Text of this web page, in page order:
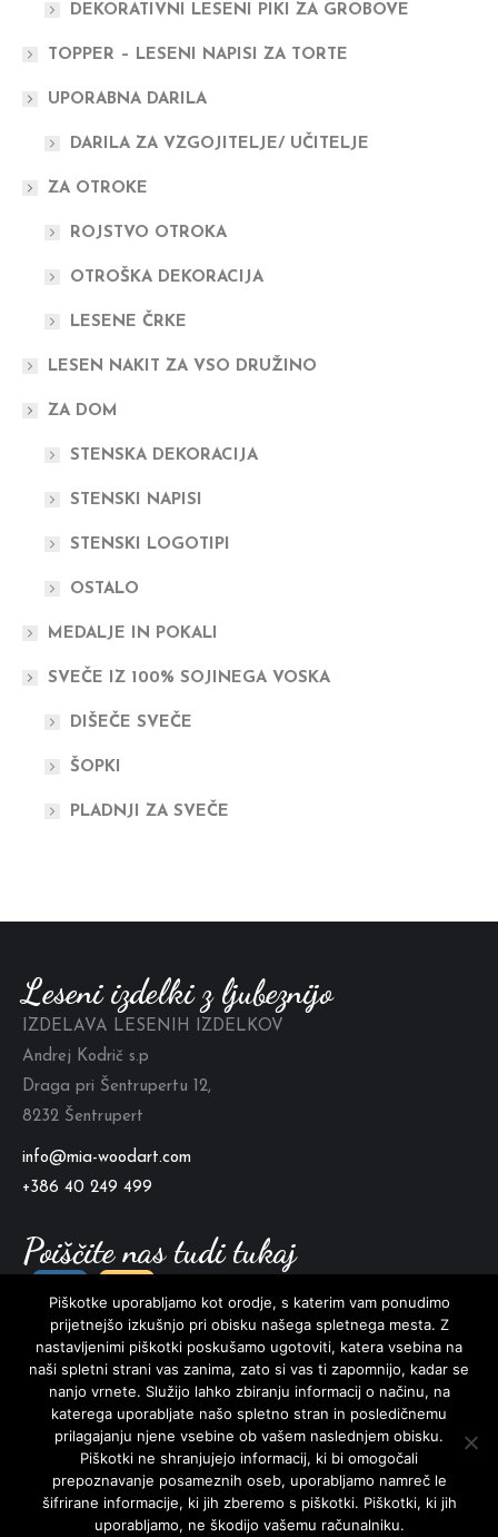
DEKORATIVNI LESENI PIKI ZA GROBOVE
TOPPER – LESENI NAPISI ZA TORTE
UPORABNA DARILA
DARILA ZA VZGOJITELJE/ UČITELJE
ZA OTROKE
ROJSTVO OTROKA
OTROŠKA DEKORACIJA
LESENE ČRKE
LESEN NAKIT ZA VSO DRUŽINO
ZA DOM
STENSKA DEKORACIJA
STENSKI NAPISI
STENSKI LOGOTIPI
OSTALO
MEDALJE IN POKALI
SVEČE IZ 100% SOJINEGA VOSKA
DIŠEČE SVEČE
ŠOPKI
PLADNJI ZA SVEČE
Leseni izdelki z ljubeznijo
IZDELAVA LESENIH IZDELKOV
Andrej Kodrič s.p
Draga pri Šentrupertu 12,
8232 Šentrupert
info@mia-woodart.com
+386 40 249 499
Poiščite nas tudi tukaj
Piškotke uporabljamo kot orodje, s katerim vam ponudimo
prijetnejšo izkušnjo pri obisku našega spletnega mesta. Z
nastavljenimi piškotki poskušamo ugotoviti, katera vsebina na
naši spletni strani vas zanima, zato si vas ti zapomnijo, kadar se
nanjo vrnete. Služijo lahko zbiranju informacij o načinu, na
katerega uporabljate našo spletno stran in posledičnemu
prilagajanju njene vsebine ob vašem naslednjem obisku.
Piškotki ne shranjujejo informacij, ki bi omogočali
prepoznavanje posameznih oseb, uporabljamo namreč le
šifrirane informacije, ki jih zberemo s piškotki. Piškotki, ki jih
uporabljamo, ne škodijo vašemu računalniku.